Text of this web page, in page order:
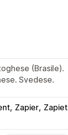
(Brasile).
Svedese.
Zapier Zapiet